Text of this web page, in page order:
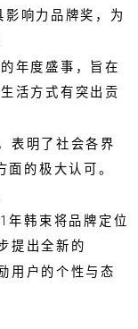
响力品牌奖，为
年度盛事，旨在
活方式有突出贡
表明了社会各界
的极大认可。
年韩束将品牌定位
提出全新的
用户的个性与态